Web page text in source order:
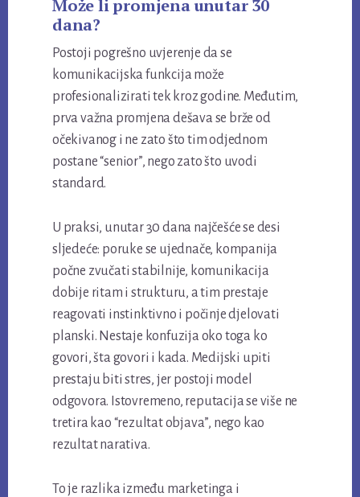
Može li promjena unutar 30
dana?
Postoji pogrešno uvjerenje da se
komunikacijska funkcija može
profesionalizirati tek kroz godine. Međutim,
prva važna promjena dešava se brže od
očekivanog i ne zato što tim odjednom
postane “senior”, nego zato što uvodi
standard.
U praksi, unutar 30 dana najčešće se desi
sljedeće: poruke se ujednače, kompanija
počne zvučati stabilnije, komunikacija
dobije ritam i strukturu, a tim prestaje
reagovati instinktivno i počinje djelovati
planski. Nestaje konfuzija oko toga ko
govori, šta govori i kada. Medijski upiti
prestaju biti stres, jer postoji model
odgovora. Istovremeno, reputacija se više ne
tretira kao “rezultat objava”, nego kao
rezultat narativa.
To je razlika između marketinga i